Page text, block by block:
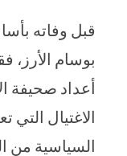
قبل وفاته
بوسام
الاغتيال
السياسية من